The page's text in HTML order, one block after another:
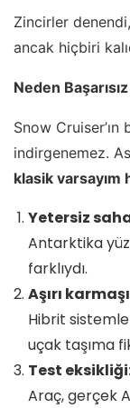
Zincirler
ancak hiçbiri
Neden
Snow Cruiser’ın
indirgenemez.
klasik varsayım
Yetersiz
Antarktika
farklıydı.
Aşırı
Hibrit
uçak taşıma
Test
Araç, gerçek